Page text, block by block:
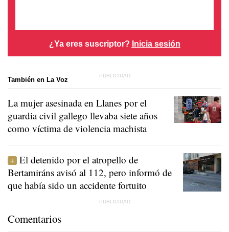
¿Ya eres suscriptor? Inicia sesión
También en La Voz
La mujer asesinada en Llanes por el
guardia civil gallego llevaba siete años
como víctima de violencia machista
El detenido por el atropello de
Bertamiráns avisó al 112, pero informó de
que había sido un accidente fortuito
Comentarios